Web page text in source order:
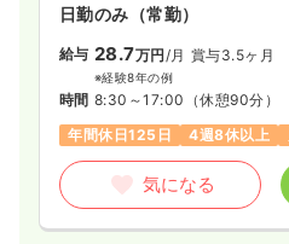
日勤のみ（常勤）
給与 28.7万円 /月 賞与3.5ヶ月
※経験8年の例
時間 8:30～17:00 （休憩90分）
年間休日125日
4週8休以上
気になる